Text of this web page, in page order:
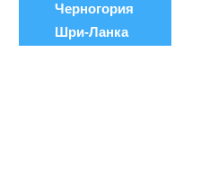
Черногория
Шри-Ланка